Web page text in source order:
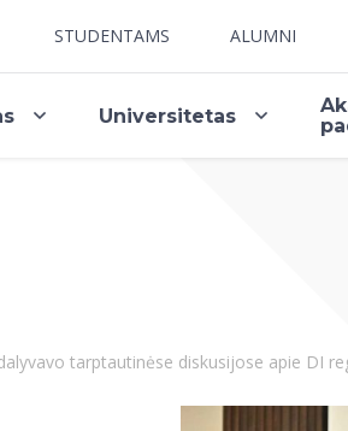
STUDENTAMS ALUMNI
Universitetas
tarptautinėse diskusijose apie DI